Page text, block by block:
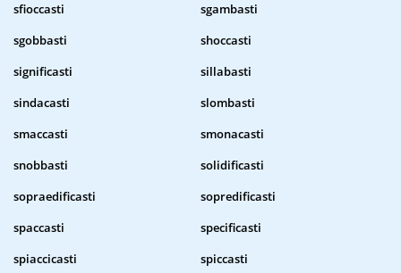
sfioccasti
sgambasti
sgobbasti
shoccasti
significasti
sillabasti
sindacasti
slombasti
smaccasti
smonacasti
snobbasti
solidificasti
sopraedificasti
sopredificasti
spaccasti
specificasti
spiaccicasti
spiccasti